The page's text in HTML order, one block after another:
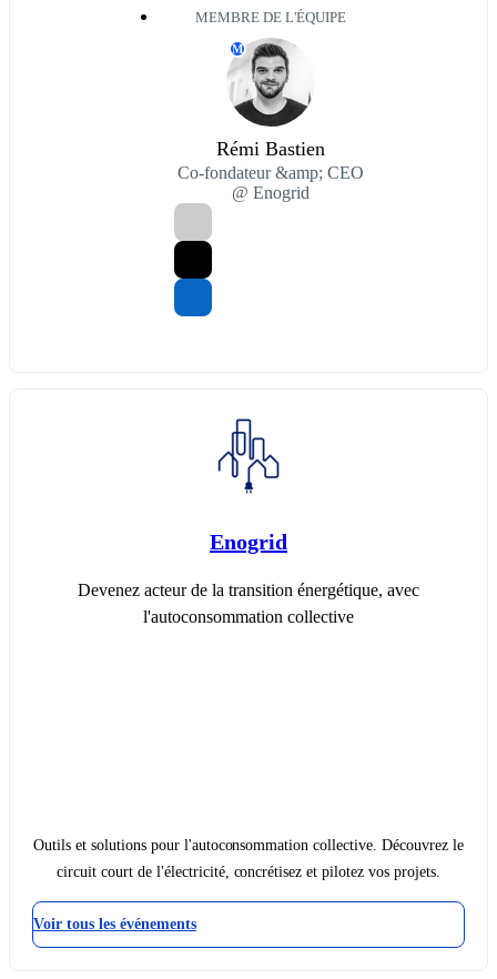
MEMBRE DE L'ÉQUIPE
M
Rémi Bastien
Co-fondateur &amp; CEO
@ Enogrid
Enogrid
Devenez acteur de la transition énergétique, avec
l'autoconsommation collective
Outils et solutions pour l'autoconsommation collective. Découvrez le
circuit court de l'électricité, concrétisez et pilotez vos projets.
Voir tous les événements